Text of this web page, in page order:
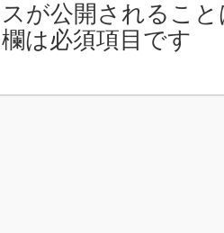
が公開されるこ
は必須項目です